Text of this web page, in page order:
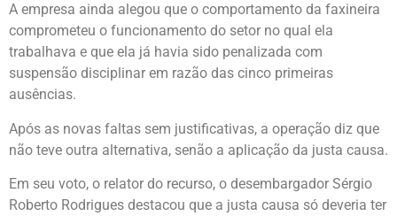
A empresa ainda alegou que o comportamento da faxineira
comprometeu o funcionamento do setor no qual ela
trabalhava e que ela já havia sido penalizada com
suspensão disciplinar em razão das cinco primeiras
ausências.
Após as novas faltas sem justificativas, a operação diz que
não teve outra alternativa, senão a aplicação da justa causa.
Em seu voto, o relator do recurso, o desembargador Sérgio
Roberto Rodrigues destacou que a justa causa só deveria ter